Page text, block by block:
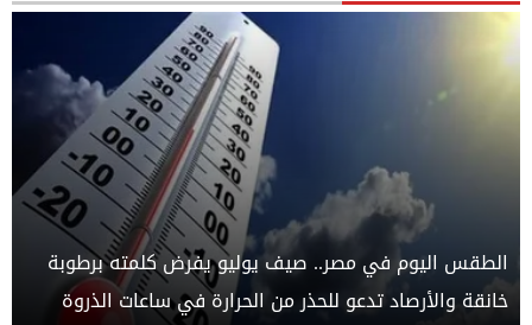
الطقس اليوم في مصر.. صيف يوليو يفرض كلمته برطوبة
خانقة والأرصاد تدعو للحذر من الحرارة في ساعات الذروة